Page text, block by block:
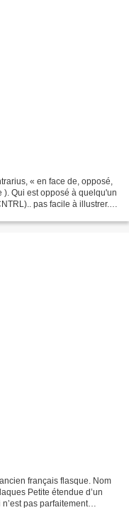
« en face de, opposé,
Qui est opposé à quelqu'un
pas facile à illustrer..
français flasque. Nom
Petite étendue d’un
pas parfaitement